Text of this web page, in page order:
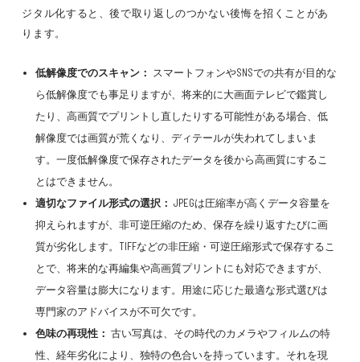
ジタル化すると、後で取り返しのつかない後悔を招くことがあ
ります。
低解像度でのスキャン：
スマートフォンやSNSでの共有が目的な
ら低解像度でも事足りますが、将来的に大画面テレビで鑑賞し
たり、高画質でプリントし直したりする可能性がある場合、低
解像度では画質が荒くなり、ディテールが失われてしまいま
す。一度低解像度で保存されたデータを後から高画質にするこ
とはできません。
適切なファイル形式の選択： JPEGは圧縮率が高くデータ容量を
抑えられますが、非可逆圧縮のため、保存を繰り返すたびに画
質が劣化します。TIFFなどの非圧縮・可逆圧縮形式で保存するこ
とで、将来的な再編集や高画質プリントにも対応できますが、
データ容量は膨大になります。用途に応じた最適な形式選びは
専門家のアドバイスが不可欠です。
色味の再現性： 古い写真は、その時代のカメラやフィルムの特
性、経年劣化により、独特の色合いを持っています。それを現